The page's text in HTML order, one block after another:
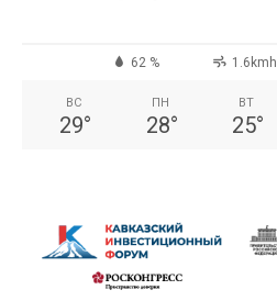
62 % 1.6kmh
ВС
29°
ПН
28°
ВТ
25°